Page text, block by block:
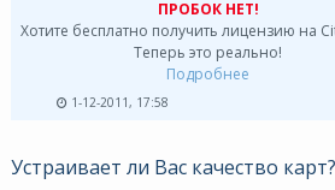
ПРОБОК НЕТ!
Хотите бесплатно получить лицензию на
Теперь это реально!
Подробнее
1-12-2011, 17:58
Устраивает ли Вас качество карт?